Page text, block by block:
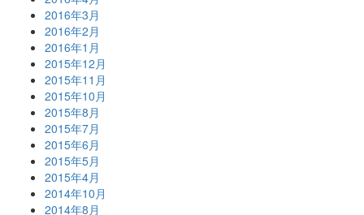
2016年3月
2016年2月
2016年1月
2015年12月
2015年11月
2015年10月
2015年8月
2015年7月
2015年6月
2015年5月
2015年4月
2014年10月
2014年8月